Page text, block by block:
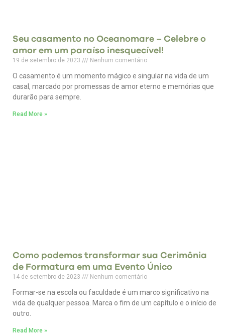
Seu casamento no Oceanomare – Celebre o
amor em um paraíso inesquecível!
19 de setembro de 2023 Nenhum comentário
O casamento é um momento mágico e singular na vida de um
casal, marcado por promessas de amor eterno e memórias que
durarão para sempre.
Read More »
Como podemos transformar sua Cerimônia
de Formatura em uma Evento Único
14 de setembro de 2023 Nenhum comentário
Formar-se na escola ou faculdade é um marco significativo na
vida de qualquer pessoa. Marca o fim de um capítulo e o início de
outro.
Read More »